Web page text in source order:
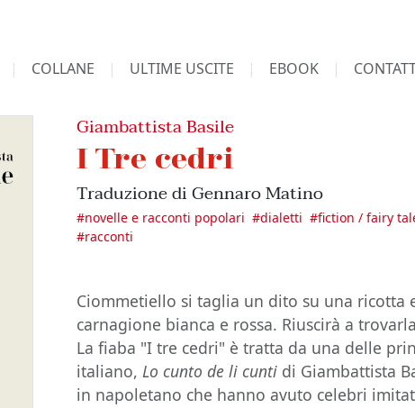
COLLANE ULTIME USCITE EBOOK
Giambattista Basile
I Tre cedri
Traduzione di Gennaro Matino
#novelle e racconti popolari #dialetti #fiction / fairy
#racconti
Ciommetiello si taglia un dito su una ricotta
carnagione bianca e rossa. Riuscirà a
La fiaba "I tre cedri" è tratta da una delle
italiano,Lo cunto de li cunti di Giambattista
in napoletano che hanno avuto celebri